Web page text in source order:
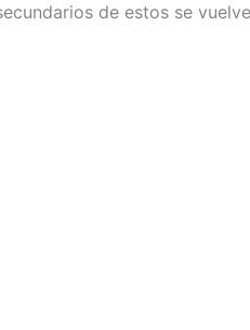
de estos se